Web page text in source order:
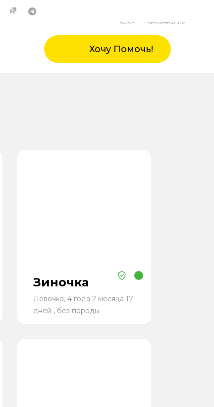
ВХОД РЕГИСТРАЦИЯ
Хочу Помочь!
Зиночка
Девочка, 4 года 2 месяца 17
дней , без породы